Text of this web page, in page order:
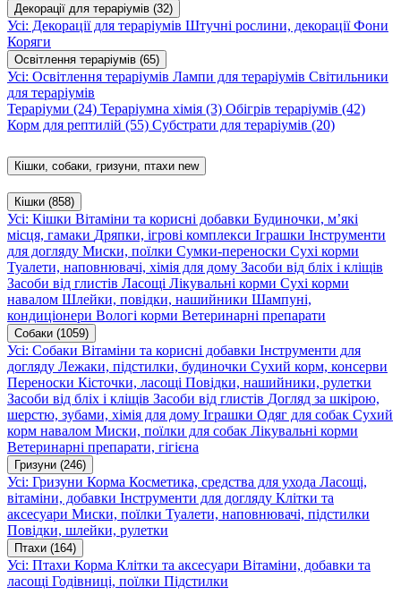
Декорації для тераріумів (32)
Усі: Декорації для тераріумів Штучні рослини, декораціїФони
Коряги
Освітлення тераріумів (65)
Усі: Освітлення тераріумів Лампи для тераріумів Світильники
для тераріумів
Тераріуми (24) Тераріумна хімія (3) Обігрів тераріумів (42)
Корм для рептилій (55) Субстрати для тераріумів (20)
Кішки, собаки, гризуни, птахи new
Кішки (858)
Усі: Кішки Вітаміни та корисні добавки Будиночки, м’які
місця, гамаки Дряпки, ігрові комплекси Іграшки Інструменти
для догляду Миски, поїлки Сумки-переноски Сухі корми
Туалети, наповнювачі, хімія для дому Засоби від бліх і кліщів
Засоби від глистів Ласощі Лікувальні корми Сухі корми
навалом Шлейки, повідки, нашийники Шампуні,
кондиціонери Вологі корми Ветеринарні препарати
Собаки (1059)
Усі: Собаки Вітаміни та корисні добавки Інструменти для
догляду Лежаки, підстилки, будиночки Сухий корм, консерви
Переноски Кісточки, ласощі Повідки, нашийники, рулетки
Засоби від бліх і кліщів Засоби від глистів Догляд за шкірою,
шерстю, зубами, хімія для дому Іграшки Одяг для собак Сухий
корм навалом Миски, поїлки для собак Лікувальні корми
Ветеринарні препарати, гігієна
Гризуни (246)
Усі: Гризуни Корма Косметика, средства для ухода Ласощі,
вітаміни, добавки Інструменти для догляду Клітки та
аксесуари Миски, поїлки Туалети, наповнювачі, підстилки
Повідки, шлейки, рулетки
Птахи (164)
Усі: Птахи Корма Клітки та аксесуари Вітаміни, добавки та
ласощі Годівниці, поїлки Підстилки